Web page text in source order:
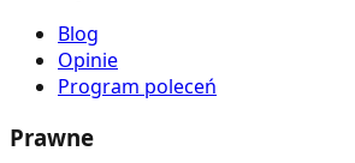
Blog
Opinie
Program poleceń
Prawne